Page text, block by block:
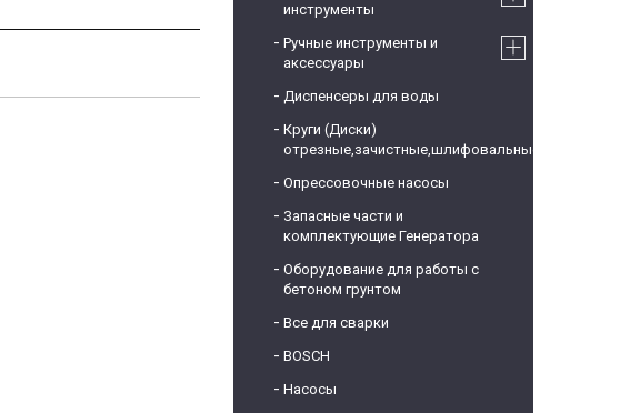
инструменты
Ручные инструменты и
аксессуары
Диспенсеры для воды
Круги (Диски)
отрезные,зачистные,шлифовальные
Опрессовочные насосы
Запасные части и
комплектующие Генератора
Оборудование для работы с
бетоном грунтом
Все для сварки
BOSCH
Насосы